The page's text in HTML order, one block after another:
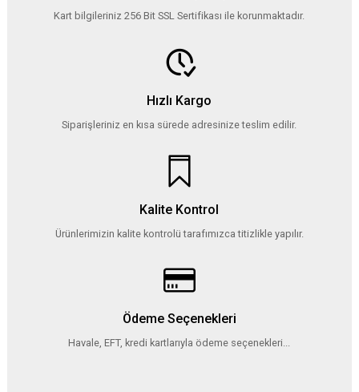
Kart bilgileriniz 256 Bit SSL Sertifikası ile korunmaktadır.
Hızlı Kargo
Siparişleriniz en kısa sürede adresinize teslim edilir.
Kalite Kontrol
Ürünlerimizin kalite kontrolü tarafımızca titizlikle yapılır.
Ödeme Seçenekleri
Havale, EFT, kredi kartlarıyla ödeme seçenekleri...